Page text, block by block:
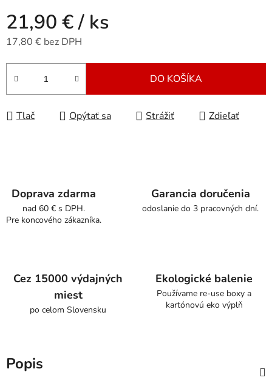
21,90 €/ ks
17,80 € bez DPH
Jednotková cena:
DO KOŠÍKA
Tlač Opýtať sa Strážiť Zdieľať
Doprava zdarma
nad 60 € s DPH.
Pre koncového zákazníka.
Garancia doručenia
odoslanie do 3 pracovných dní.
Cez 15000 výdajných
miest
po celom Slovensku
Ekologické balenie
Používame re-use boxy a
kartónovú eko výplň
Popis